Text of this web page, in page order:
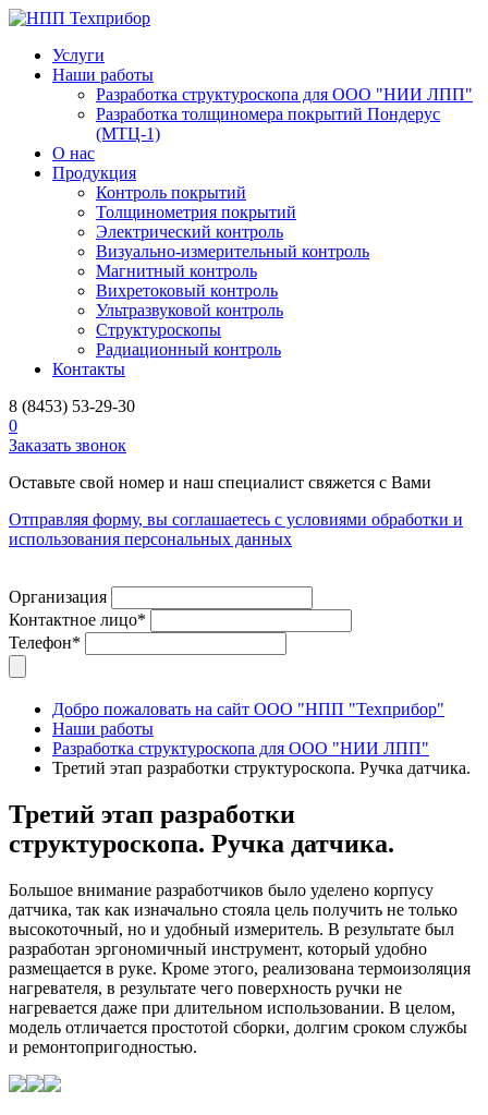
Услуги
Наши работы
Разработка структуроскопа для ООО "НИИ ЛПП"
Разработка толщиномера покрытий Пондерус
(МТЦ-1)
О нас
Продукция
Контроль покрытий
Толщинометрия покрытий
Электрический контроль
Визуально-измерительный контроль
Магнитный контроль
Вихретоковый контроль
Ультразвуковой контроль
Структуроскопы
Радиационный контроль
Контакты
8 (8453) 53-29-30
0
Заказать звонок
Оставьте свой номер и наш специалист свяжется с Вами
Отправляя форму, вы соглашаетесь с условиями обработки и
использования персональных данных
Организация
Контактное лицо*
Телефон*
Добро пожаловать на сайт ООО "НПП "Техприбор"
Наши работы
Разработка структуроскопа для ООО "НИИ ЛПП"
Третий этап разработки структуроскопа. Ручка датчика.
Третий этап разработки
структуроскопа. Ручка датчика.
Большое внимание разработчиков было уделено корпусу
датчика, так как изначально стояла цель получить не только
высокоточный, но и удобный измеритель. В результате был
разработан эргономичный инструмент, который удобно
размещается в руке. Кроме этого, реализована термоизоляция
нагревателя, в результате чего поверхность ручки не
нагревается даже при длительном использовании. В целом,
модель отличается простотой сборки, долгим сроком службы
и ремонтопригодностью.